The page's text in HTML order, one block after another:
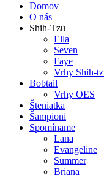
Domov
O nás
Shih-Tzu
Ella
Seven
Faye
Vrhy Shih-
Bobtail
Vrhy OES
Šteniatka
Šampioni
Spomíname
Lana
Evangeline
Summer
Briana